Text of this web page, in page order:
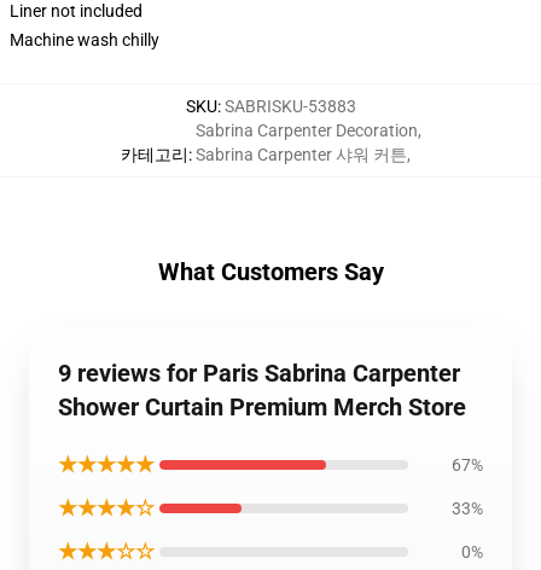
Liner not included
Machine wash chilly
SKU:SABRISKU-53883
카테고리:
Sabrina Carpenter Decoration,
Sabrina Carpenter 샤워 커튼,
What Customers Say
9 reviews for Paris Sabrina Carpenter
Shower Curtain Premium Merch Store
★★★★★ 67%
★★★★☆ 33%
★★★☆☆ 0%